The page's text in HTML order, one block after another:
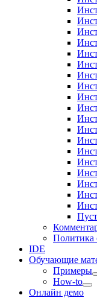
Политика
IDE
Обучающие
Примеры
How-to
Онлайн демо